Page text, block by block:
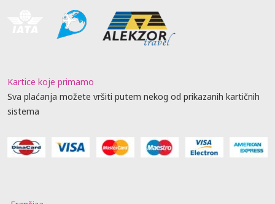
Kartice koje primamo
Sva plaćanja možete vršiti putem nekog od prikazanih kartičnih
sistema